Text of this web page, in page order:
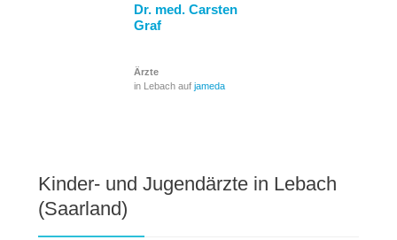
Dr. med. Carsten
Graf
Ärzte
in Lebach aufjameda
Kinder- und Jugendärzte in Lebach
(Saarland)